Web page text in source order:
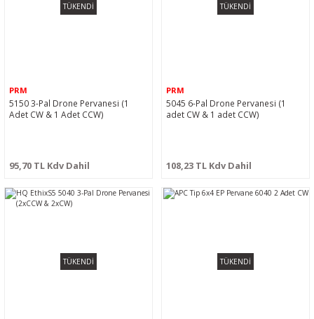
TÜKENDİ
PRM
5150 3-Pal Drone Pervanesi (1
Adet CW & 1 Adet CCW)
95,70 TL Kdv Dahil
TÜKENDİ
PRM
5045 6-Pal Drone Pervanesi (1
adet CW & 1 adet CCW)
108,23 TL Kdv Dahil
TÜKENDİ TÜKENDİ